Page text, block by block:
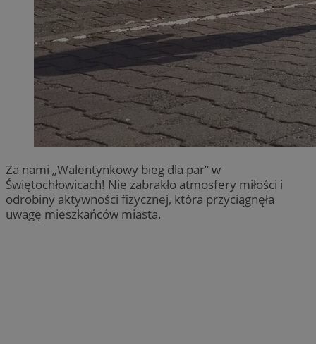
Za nami „Walentynkowy bieg dla par” w
Świętochłowicach! Nie zabrakło atmosfery miłości i
odrobiny aktywności fizycznej, która przyciągnęła
uwagę mieszkańców miasta.